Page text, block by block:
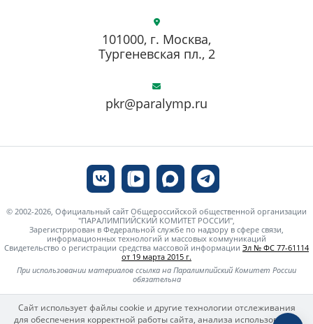
pkr@paralymp.ru
101000, г. Москва,
Тургеневская пл., 2
© 2002-2026, Официальный сайт Общероссийской общественной организации
"ПАРАЛИМПИЙСКИЙ КОМИТЕТ РОССИИ",
Зарегистрирован в Федеральной службе по надзору в сфере связи,
информационных технологий и массовых коммуникаций
Свидетельство о регистрации средства массовой информации Эл № ФС 77-61114
от 19 марта 2015 г.
При использовании материалов ссылка на Паралимпийский Комитет России
обязательна
Сайт использует файлы cookie и другие технологии отслеживания
для обеспечения корректной работы сайта, анализа использования